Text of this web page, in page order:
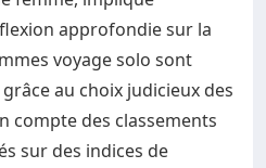
approfondie sur la
voyage solo sont
au choix judicieux des
compte des classements
sur des indices de